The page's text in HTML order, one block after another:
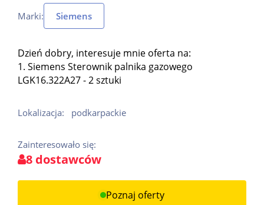
Marki: Siemens
Dzień dobry, interesuje mnie oferta na:
1. Siemens Sterownik palnika gazowego
LGK16.322A27 - 2 sztuki
Lokalizacja: podkarpackie
Zainteresowało się:
8 dostawców
Poznaj oferty